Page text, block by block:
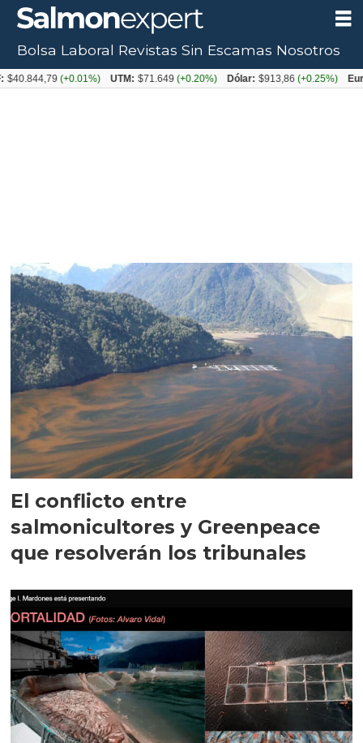
Tag:
El conflicto entre
salmonicultores y Greenpeace
que resolverán los tribunales
Bolsa Laboral Revistas Sin Escamas Nosotros
$40.844,79(+0.01%) UTM: $71.649(+0.20%) Dólar: $913,86(+0.25%)